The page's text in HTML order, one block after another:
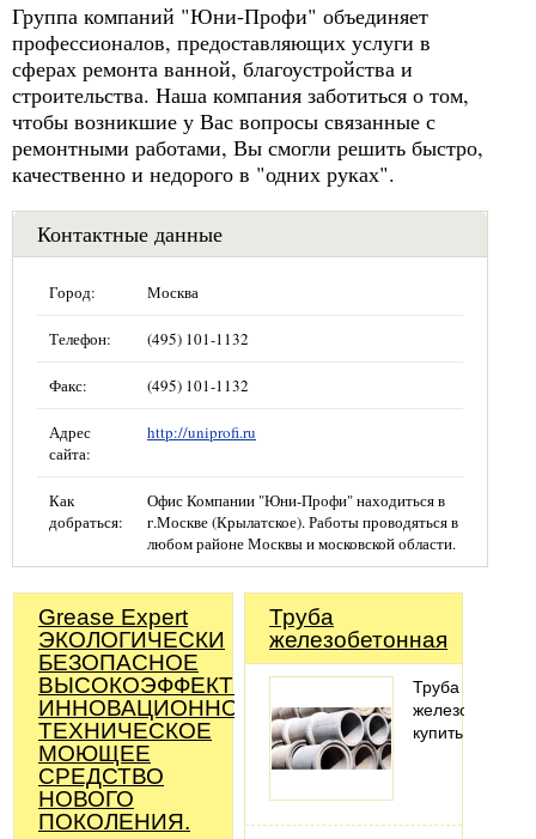
Группа компаний "Юни-Профи" объединяет
профессионалов, предоставляющих услуги в
сферах ремонта ванной, благоустройства и
строительства. Наша компания заботиться о том,
чтобы возникшие у Вас вопросы связанные с
ремонтными работами, Вы смогли решить быстро,
качественно и недорого в "одних руках".
Контактные данные
Город: Москва
Телефон: (495) 101-1132
Факс: (495) 101-1132
Адрес
сайта:
http://uniprofi.ru
Как
добраться:
Офис Компании "Юни-Профи" находиться в
г.Москве (Крылатское). Работы проводяться в
любом районе Москвы и московской области.
Grease Expert
ЭКОЛОГИЧЕСКИ
БЕЗОПАСНОЕ
ВЫСОКОЭФФЕКТИВНОЕ
ИННОВАЦИОННОЕ
ТЕХНИЧЕСКОЕ
МОЮЩЕЕ
СРЕДСТВО
НОВОГО
ПОКОЛЕНИЯ.
Труба
железобетонная
Труба
купить